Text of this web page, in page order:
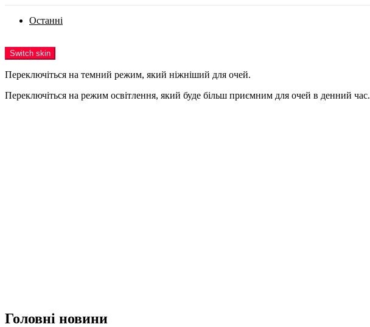
Останні
Switch skin
Переключіться на темний режим, який ніжніший для очей.
Переключіться на режим освітлення, який буде більш приємним для очей в денний час.
Головні новини